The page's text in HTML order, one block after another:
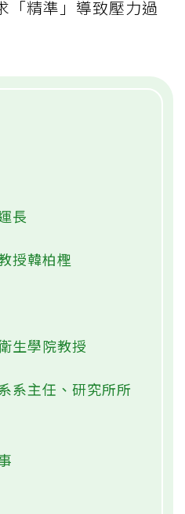
「精準」導致壓力過
長
授韓柏檉
生學院教授
系主任、研究所所